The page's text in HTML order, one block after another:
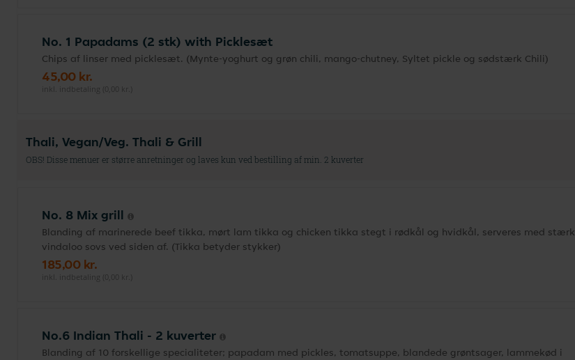
No. 1 Papadams (2 stk) with Picklesæt
Chips af linser med picklesæt. (Mynte-yoghurt og grøn chili, mango-chutney, Syltet pickle og sødstærk Chili)
45,00 kr.
inkl. indbetaling (0,00 kr.)
Thali, Vegan/Veg. Thali & Grill
OBS! Disse menuer er større anretninger og laves kun ved bestilling af min. 2 kuverter
No. 8 Mix grill
Blanding af marinerede beef tikka, mørt lam tikka og chicken tikka stegt i rødkål og hvidkål, serveres med stærk
vindaloo sovs ved siden af. (Tikka betyder stykker)
185,00 kr.
inkl. indbetaling (0,00 kr.)
No.6 Indian Thali - 2 kuverter
Blanding af 10 forskellige specialiteter; papadam med pickles, tomatsuppe, blandede grøntsager, lammekød i